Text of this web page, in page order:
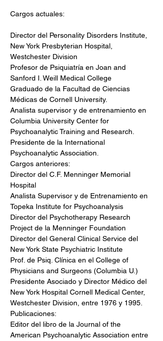
Cargos actuales:
Director del Personality Disorders Institute,
New York Presbyterian Hospital,
Westchester Division
Profesor de Psiquiatría en Joan and
Sanford I. Weill Medical College
Graduado de la Facultad de Ciencias
Médicas de Cornell University.
Analista supervisor y de entrenamiento en
Columbia University Center for
Psychoanalytic Training and Research.
Presidente de la International
Psychoanalytic Association.
Cargos anteriores:
Director del C.F. Menninger Memorial
Hospital
Analista Supervisor y de Entrenamiento en
Topeka Institute for Psychoanalysis
Director del Psychotherapy Research
Project de la Menninger Foundation
Director del General Clinical Service del
New York State Psychiatric Institute
Prof. de Psiq. Clínica en el College of
Physicians and Surgeons (Columbia U.)
Presidente Asociado y Director Médico del
New York Hospital Cornell Medical Center,
Westchester Division, entre 1976 y 1995.
Publicaciones:
Editor del libro de la Journal of the
American Psychoanalytic Association entre